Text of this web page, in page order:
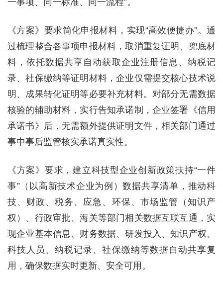
《方案》要求简化申报材料，实现“高效便捷办”。通
过梳理整合各事项申报材料，取消重复证明、兜底材
料，依托数据共享自动获取企业注册信息、纳税记
录、社保缴纳等证明材料，企业仅需提交核心技术说
明、成果转化证明等必要补充材料。对部分无需数据
核验的辅助材料，实行告知承诺制，企业签署《信用
承诺书》后，无需额外提供证明文件，相关部门通过
事中事后监管核实承诺真实性。
《方案》要求，建立科技型企业创新政策扶持“一件
事”（以高新技术企业为例）数据共享清单，推动科
技、财政、税务、应急、环保、市场监管（知识产
权）、行政审批、海关等部门相关数据互联互通，实
现企业基本信息、财务数据、研发投入、知识产权、
科技人员、纳税记录、社保缴纳等数据自动共享复
用，确保数据实时更新、安全可用。